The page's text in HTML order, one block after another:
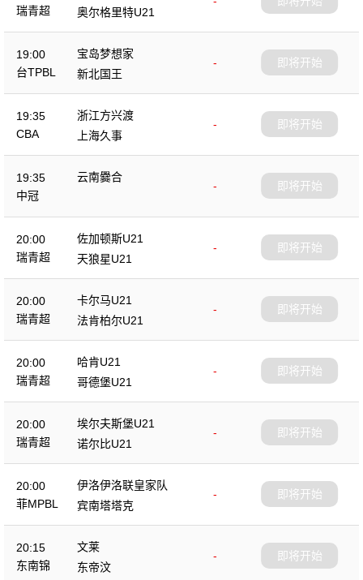
瑞青超
奥尔格里特U21
19:00
台TPBL
宝岛梦想家
-
新北国王
即将开始
19:35
CBA
浙江方兴渡
-
上海久事
即将开始
19:35
中冠
云南爨合
- 即将开始
20:00
瑞青超
佐加顿斯U21
-
天狼星U21
即将开始
20:00
瑞青超
卡尔马U21
-
法肯柏尔U21
即将开始
20:00
瑞青超
哈肯U21
-
哥德堡U21
即将开始
20:00
瑞青超
埃尔夫斯堡U21
-
诺尔比U21
即将开始
20:00
菲MPBL
伊洛伊洛联皇家队
-
宾南塔塔克
即将开始
20:15
东南锦
文莱
-
东帝汶
即将开始